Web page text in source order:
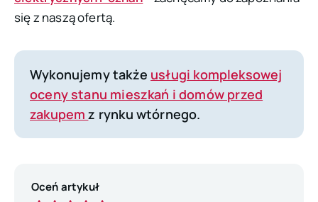
się z naszą ofertą.
Wykonujemy także usługi kompleksowej
oceny stanu mieszkań i domów przed
zakupemz rynku wtórnego.
Oceń artykuł